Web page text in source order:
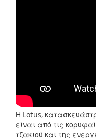
Η Lotus,
είναι από τις
τζακιού και της